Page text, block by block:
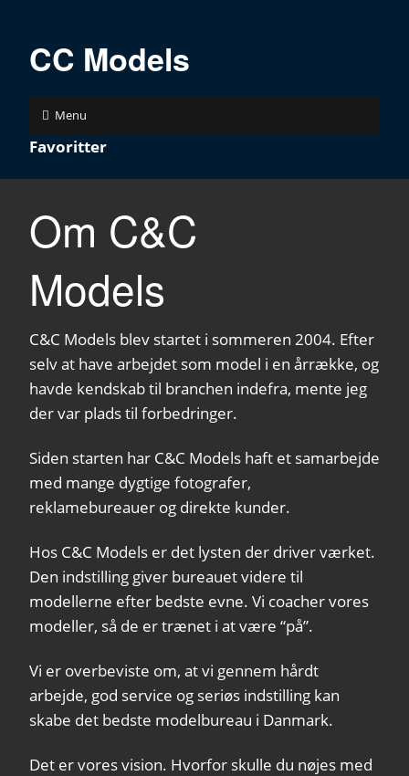
CC Models
Menu
Favoritter
Om C&C
Models
C&C Models blev startet i sommeren 2004. Efter
selv at have arbejdet som model i en årrække, og
havde kendskab til branchen indefra, mente jeg
der var plads til forbedringer.
Siden starten har C&C Models haft et samarbejde
med mange dygtige fotografer,
reklamebureauer og direkte kunder.
Hos C&C Models er det lysten der driver værket.
Den indstilling giver bureauet videre til
modellerne efter bedste evne. Vi coacher vores
modeller, så de er trænet i at være “på”.
Vi er overbeviste om, at vi gennem hårdt
arbejde, god service og seriøs indstilling kan
skabe det bedste modelbureau i Danmark.
Det er vores vision. Hvorfor skulle du nøjes med